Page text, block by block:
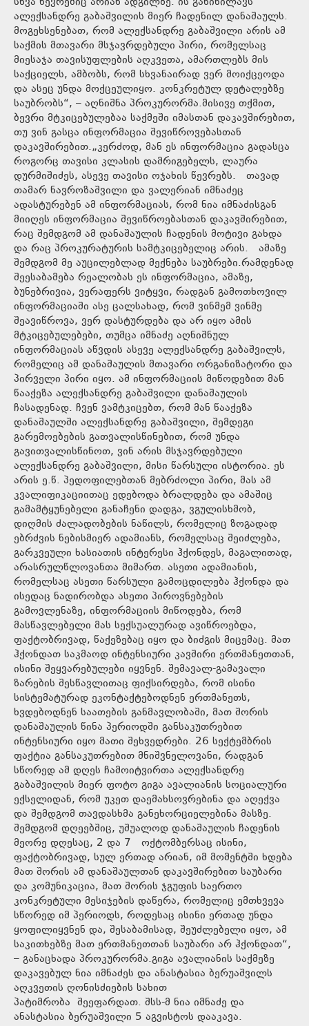
ალექსანდრე გაბაშვილის მიერ ჩადენილ დანაშაულს.
მოგეხსენებათ, რომ ალექსანდრე გაბაშვილი არის ამ
საქმის მთავარი მსჯავრდებული პირი, რომელსაც
მიესაჯა თავისუფლების აღკვეთა, ამართლებს მის
საქციელს, ამბობს, რომ სხვანაირად ვერ მოიქცეოდა
და ასეც უნდა მოქცეულიყო. კონკრეტულ დეტალებზე
საუბრობს“, – აღნიშნა პროკურორმა.მისივე თქმით,
ბევრი მტკიცებულებაა საქმეში იმასთან დაკავშირებით,
თუ ვინ გასცა ინფორმაცია შევიწროვებასთან
დაკავშირებით.„კერძოდ, მან ეს ინფორმაცია გადასცა
როგორც თავისი კლასის დამრიგებელს, ლაურა
დურმიშიძეს, ასევე თავისი ოჯახის წევრებს. თავად
თამარ ნავროზაშვილი და ვალერიან იმნაძეც
ადასტურებენ ამ ინფორმაციას, რომ ნია იმნაძისგან
მიიღეს ინფორმაცია შევიწროებასთან დაკავშირებით,
რაც შემდგომ ამ დანაშაულის ჩადენის მოტივი გახდა
და რაც პროკურატურის სამტკიცებელიც არის. ამაზე
შემდგომ მე აუცილებლად მექნება საუბრები.რამდენად
შეესაბამება რეალობას ეს ინფორმაცია, ამაზე,
ბუნებრივია, ვერაფერს ვიტყვი, რადგან გამოთხოვილ
ინფორმაციაში ასე ცალსახად, რომ ვინმემ ვინმე
შეავიწროვა, ვერ დასტურდება და არ იყო ამის
მტკიცებულებები, თუმცა იმნაძე აღნიშნულ
ინფორმაციას აწვდის ასევე ალექსანდრე გაბაშვილს,
რომელიც ამ დანაშაულის მთავარი ორგანიზატორი და
პირველი პირი იყო. ამ ინფორმაციის მიწოდებით მან
წააქეზა ალექსანდრე გაბაშვილი დანაშაულის
ჩასადენად. ჩვენ ვამტკიცებთ, რომ მან წააქეზა
დანაშაულში ალექსანდრე გაბაშვილი, შემდეგი
გარემოებების გათვალისწინებით, რომ უნდა
გავითვალისწინოთ, ვინ არის მსჯავრდებული
ალექსანდრე გაბაშვილი, მისი წარსული ისტორია. ეს
არის ე.წ. პედოფილებთან მებრძოლი პირი, მას ამ
კვალიფიკაციითაც ედებოდა ბრალდება და ამაშიც
გამამტყუნებელი განაჩენი დადგა, ვგულისხმობ,
დიღმის ძალადობების ნაწილს, რომელიც ზოგადად
ებრძვის ნებისმიერ ადამიანს, რომელსაც შეიძლება,
გარკვეული ხასიათის ინტერესი ჰქონდეს, მაგალითად,
არასრულწლოვანთა მიმართ. ასეთი ადამიანის,
რომელსაც ასეთი წარსული გამოცდილება ჰქონდა და
ისედაც ნადირობდა ასეთი პიროვნებების
გამოვლენაზე, ინფორმაციის მიწოდება, რომ
მასწავლებელი მას სექსუალურად ავიწროებდა,
ფაქტობრივად, წაქეზებაც იყო და ბიძგის მიცემაც. მათ
ჰქონდათ საკმაოდ ინტენსიური კავშირი ერთმანეთთან,
ისინი შეყვარებულები იყვნენ. შემავალ-გამავალი
ზარების შესწავლითაც ფიქსირდება, რომ ისინი
სისტემატურად ეკონტაქტებოდნენ ერთმანეთს,
ხვდებოდნენ საათების განმავლობაში, მათ შორის
დანაშაულის წინა პერიოდში განსაკუთრებით
ინტენსიური იყო მათი შეხვედრები. 26 სექტემბრის
ფაქტია განსაკუთრებით მნიშვნელოვანი, რადგან
სწორედ ამ დღეს ჩამოიტვირთა ალექსანდრე
გაბაშვილის მიერ ფოტო გიგა ავალიანის სოციალური
ექსელიდან, რომ უკეთ დაემახსოვრებინა და აღექვა
და შემდგომ თავდასხმა განეხორციელებინა მასზე.
შემდგომ დღეებშიც, უშუალოდ დანაშაულის ჩადენის
მეორე დღესაც, 2 და 7 ოქტომბერსაც ისინი,
ფაქტობრივად, სულ ერთად არიან, იმ მომენტში ხდება
მათ შორის ამ დანაშაულთან დაკავშირებით საუბარი
და კომუნიკაცია, მათ შორის ჯგუფის საერთო
კონკრეტული მესიჯების დაწერა, რომელიც ემთხვევა
სწორედ იმ პერიოდს, როდესაც ისინი ერთად უნდა
ყოფილიყვნენ და, შესაბამისად, შეუძლებელი იყო, ამ
საკითხებზე მათ ერთმანეთთან საუბარი არ ჰქონდათ“,
– განაცხადა პროკურორმა.გიგა ავალიანის საქმეზე
დაკავებულ ნია იმნაძეს და ანასტასია ბერუაშვილს
აღკვეთის ღონისძიების სახით
პატიმრობა შეეფარდათ. შსს-მ ნია იმნაძე და
ანასტასია ბერუაშვილი 5 აგვისტოს დააკავა.